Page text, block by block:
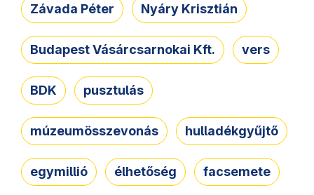
Závada Péter Nyáry Krisztián
Budapest Vásárcsarnokai Kft. vers
BDK pusztulás
múzeumösszevonás hulladékgyűjtő
egymillió élhetőség facsemete